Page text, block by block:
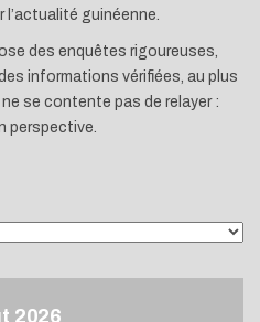
l’actualité guinéenne.
des enquêtes rigoureuses,
informations vérifiées, au plus
se contente pas de relayer :
perspective.
2026